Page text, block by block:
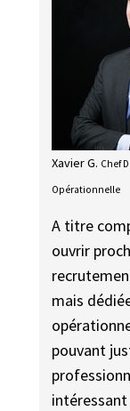
Xavier G. Chef
Opérationnelle
A titre
ouvrir
mais
pouvant